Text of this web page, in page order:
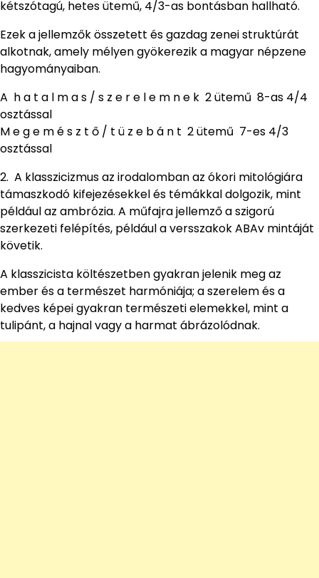
kétszótagú, hetes ütemű, 4/3-as bontásban hallható.
Ezek a jellemzők összetett és gazdag zenei struktúrát
alkotnak, amely mélyen gyökerezik a magyar népzene
hagyományaiban.
A h a t a l m a s / s z e r e l e m n e k 2 ütemű 8-as 4/4
osztással
M e g e m é s z t ő / t ü z e b á n t 2 ütemű 7-es 4/3
osztással
2. A klasszicizmus az irodalomban az ókori mitológiára
támaszkodó kifejezésekkel és témákkal dolgozik, mint
például az ambrózia. A műfajra jellemző a szigorú
szerkezeti felépítés, például a versszakok ABAv mintáját
követik.
A klasszicista költészetben gyakran jelenik meg az
ember és a természet harmóniája; a szerelem és a
kedves képei gyakran természeti elemekkel, mint a
tulipánt, a hajnal vagy a harmat ábrázolódnak.